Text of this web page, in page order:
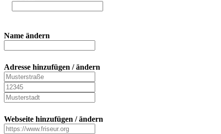
Name ändern
Adresse hinzufügen / ändern
Webseite hinzufügen / ändern